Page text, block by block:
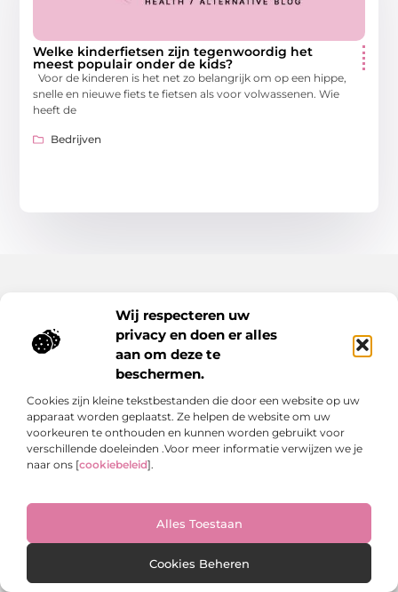
Wij respecteren uw
privacy en doen er alles
aan om deze te
beschermen.
Cookies zijn kleine tekstbestanden die door een website op uw
apparaat worden geplaatst. Ze helpen de website om uw
voorkeuren te onthouden en kunnen worden gebruikt voor
verschillende doeleinden .Voor meer informatie verwijzen we je
naar ons [cookiebeleid].
Alles Toestaan
Cookies Beheren
Welke kinderfietsen zijn tegenwoordig het
meest populair onder de kids?
Voor de kinderen is het net zo belangrijk om op een hippe,
snelle en nieuwe fiets te fietsen als voor volwassenen. Wie
heeft de
Bedrijven
Blogs en artikelen over het echte leven.
Ontdek inspirerende verhalen, herkenbare momenten en
waardevolle inzichten op BibianHarmsen.nl.
Bericht categorie